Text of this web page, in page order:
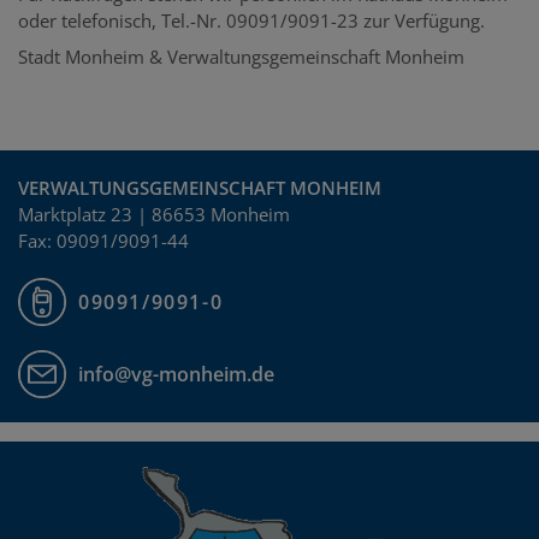
oder telefonisch, Tel.-Nr. 09091/9091-23 zur Verfügung.
Stadt Monheim & Verwaltungsgemeinschaft Monheim
VERWALTUNGSGEMEINSCHAFT MONHEIM
Marktplatz 23 | 86653 Monheim
Fax: 09091/9091-44
09091/9091-0
info@vg-monheim.de